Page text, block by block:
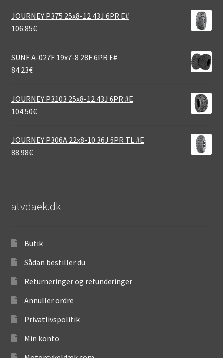
JOURNEY P375 25x8-12 43J 6PR E#
106.85€
SUNF A-027F 19x7-8 28F 6PR E#
84.23€
JOURNEY P3103 25x8-12 43J 6PR #E
104.50€
JOURNEY P306A 22x8-10 36J 6PR TL #E
88.98€
atvdaek.dk
Butik
Sådan bestiller du
Returneringer og refunderinger
Annuller ordre
Privatlivspolitik
Min konto